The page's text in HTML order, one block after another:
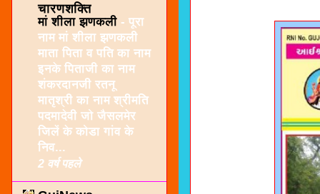
चारणशक्ति
मां शीला झणकली - पूरा
नाम मां शीला झणकली
माता पिता व पति का नाम
इनके पिताजी का नाम
शंकरदानजी रतनू
मातृश्री का नाम श्रीमति
पदमादेवी जो जैसलमेर
जिलें के कोडा गांव के
निव...
2 वर्ष पहले